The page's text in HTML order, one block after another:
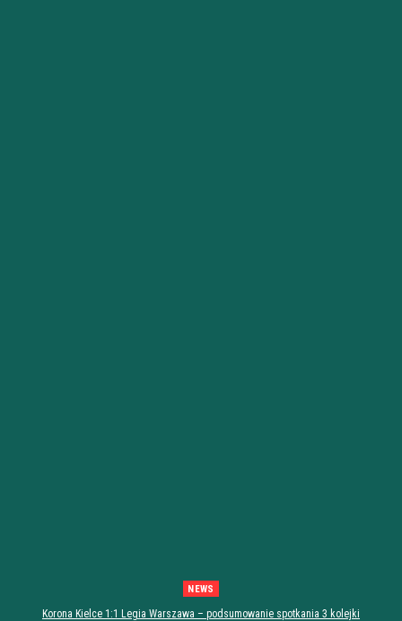
NEWS
Korona Kielce 1:1 Legia Warszawa – podsumowanie spotkania 3 kolejki